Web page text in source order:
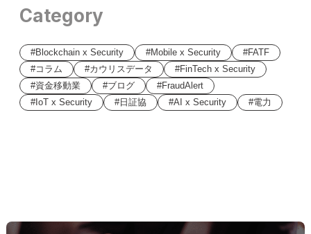
Category
Blockchain x Security Mobile x Security
FATF
コラム
カウリスデータ
FinTech x Security
資金移動業
ブログ
FraudAlert
IoT x Security
日証協 AI x Security 電力